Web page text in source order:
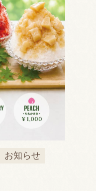
お知らせ